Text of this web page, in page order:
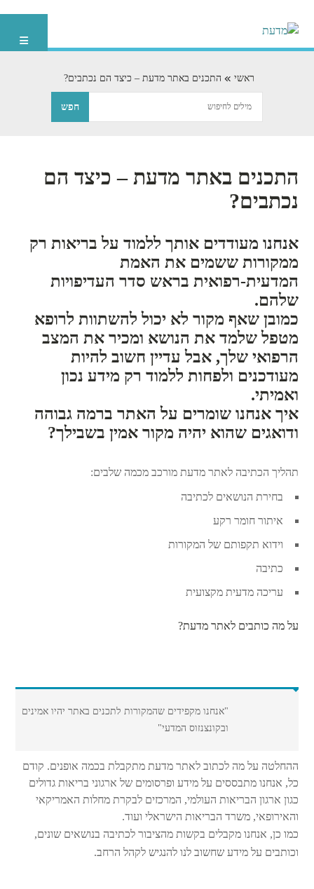
ראשי התכנים באתר מדעת – כיצד הם נכתבים?
התכנים באתר מדעת – כיצד הם
נכתבים?
אנחנו מעודדים אותך ללמוד על בריאות רק
ממקורות ששמים את האמת
המדעית-רפואית בראש סדר העדיפויות
שלהם.
כמובן שאף מקור לא יכול להשתוות לרופא
מטפל שלמד את הנושא ומכיר את המצב
הרפואי שלך, אבל עדיין חשוב להיות
מעודכנים ולפחות ללמוד רק מידע נכון
ואמיתי.
איך אנחנו שומרים על האתר ברמה גבוהה
ודואגים שהוא יהיה מקור אמין בשבילך?
תהליך הכתיבה לאתר מדעת מורכב מכמה שלבים:
בחירת הנושאים לכתיבה
איתור חומר רקע
וידוא תקפותם של המקורות
כתיבה
עריכה מדעית מקצועית
על מה כותבים לאתר מדעת?
אנחנו מקפידים שהמקורות לתכנים באתר יהיו אמינים
ובקונצנזוס המדעי
ההחלטה על מה לכתוב לאתר מדעת מתקבלת בכמה אופנים. קודם
כל, אנחנו מתבססים על מידע ופרסומים של ארגוני בריאות גדולים
כגון ארגון הבריאות העולמי, המרכזים לבקרת מחלות האמריקאי
והאירופאי, משרד הבריאות הישראלי ועוד.
כמו כן, אנחנו מקבלים בקשות מהציבור לכתיבה בנושאים שונים,
וכותבים על מידע שחשוב לנו להנגיש לקהל הרחב.